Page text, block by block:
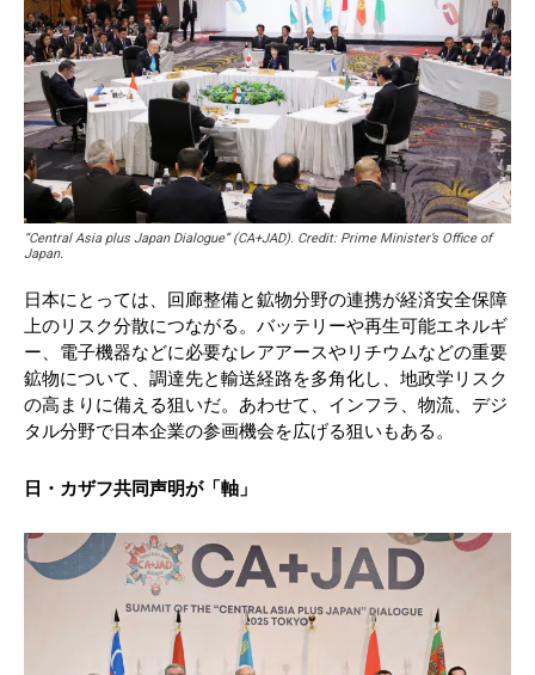
“Central Asia plus Japan Dialogue” (CA+JAD). Credit: Prime Minister’s Office of
Japan.
日本にとっては、回廊整備と鉱物分野の連携が経済安全保障
上のリスク分散につながる。バッテリーや再生可能エネルギ
ー、電子機器などに必要なレアアースやリチウムなどの重要
鉱物について、調達先と輸送経路を多角化し、地政学リスク
の高まりに備える狙いだ。あわせて、インフラ、物流、デジ
タル分野で日本企業の参画機会を広げる狙いもある。
日・カザフ共同声明が「軸」